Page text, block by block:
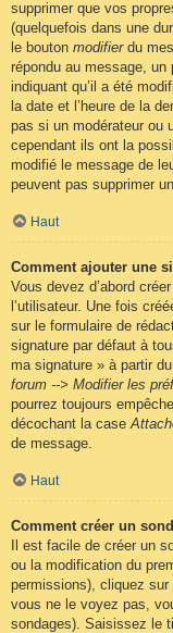
supprimer que vos
(quelquefois dans une
le bouton modifierdu
répondu au message,
indiquant qu’il a été
la date et l’heure de la
pas si un modérateur ou
cependant ils ont la
modifié le message de
peuvent pas supprimer
Haut
Comment ajouter une
Vous devez d’abord
l’utilisateur. Une fois
sur le formulaire de
signature par défaut à
ma signature » à partir
forum --> Modifier les
pourrez toujours
décochant la case
de message.
Haut
Comment créer un
Il est facile de créer un
ou la modification du
permissions), cliquez sur
vous ne le voyez pas,
sondages). Saisissez le